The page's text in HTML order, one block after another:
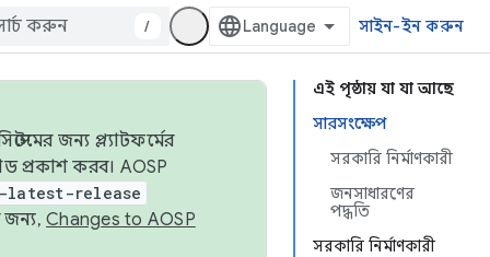
/ সাইন-ইন করুন
এই পৃষ্ঠায় যা যা আছে
সারসংক্ষেপ
সরকারি নির্মাণকারী
জনসাধারণের
পদ্ধতি
সরকারি নির্মাণকারী
জন্য প্ল্যাটফর্মের
প্রকাশ করব। AOSP
latest-release
জন্য, Changes to AOSP